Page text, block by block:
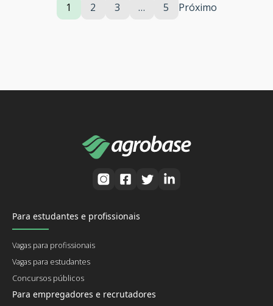
1 2 3 … 5 Próximo
Para estudantes e profissionais
Vagas para profissionais
Vagas para estudantes
Concursos públicos
Para empregadores e recrutadores